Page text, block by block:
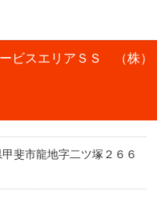
ビスエリアＳＳ （株）
斐市龍地字二ツ塚２６６